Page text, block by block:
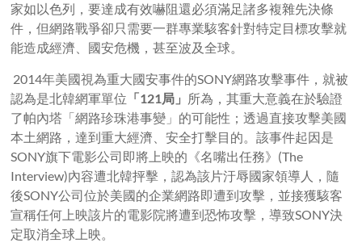
家如以色列，要達成有效嚇阻還必須滿足諸多複雜先決條
件，但網路戰爭卻只需要一群專業駭客針對特定目標攻擊就
能造成經濟、國安危機，甚至波及全球。
2014年美國視為重大國安事件的SONY網路攻擊事件，就被
認為是北韓網軍單位 「121局」 所為，其重大意義在於驗證
了帕內塔「網路珍珠港事變」的可能性；透過直接攻擊美國
本土網路，達到重大經濟、安全打擊目的。該事件起因是
SONY旗下電影公司即將上映的《名嘴出任務》(The
Interview)內容遭北韓抨擊，認為該片汙辱國家領導人，隨
後SONY公司位於美國的企業網路即遭到攻擊，並接獲駭客
宣稱任何上映該片的電影院將遭到恐怖攻擊，導致SONY決
定取消全球上映。